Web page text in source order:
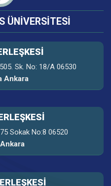
ÜNİVERSİTESİ
Sk. No: 18/A 06530
Ankara
Sokak No:8 06520